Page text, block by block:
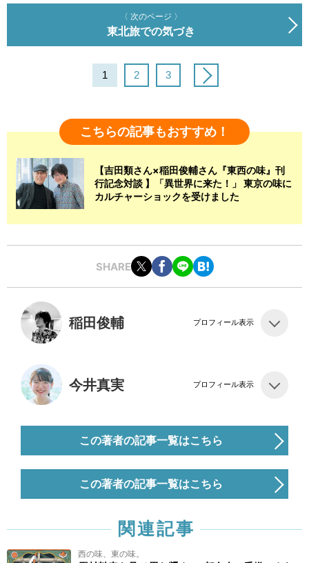
〈 次のページ 〉
東北旅での気づき
1 2 3
こちらの記事もおすすめ！
【吉田類さん×稲田俊輔さん『東西の味』刊
行記念対談 】「異世界に来た！」 東京の味に
カルチャーショックを受けました
SHARE
稲田俊輔 プロフィール表示
今井真実 プロフィール表示
この著者の記事一覧はこちら
この著者の記事一覧はこちら
関連記事
西の味、東の味。